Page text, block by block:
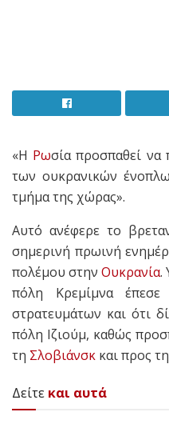
«Η Ρωσία προσπαθεί να
των ουκρανικών
τμήμα της χώρας».
Αυτό ανέφερε το
σημερινή πρωινή
πολέμου στην Ουκρανία.
πόλη Κρεμίμνα
στρατευμάτων και ότι
πόλη Ιζιούμ, καθώς
τη Σλοβιάνσκ και προς
Δείτε και αυτά